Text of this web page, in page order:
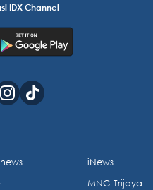
IDX Channel
iNews
MNC Trijaya